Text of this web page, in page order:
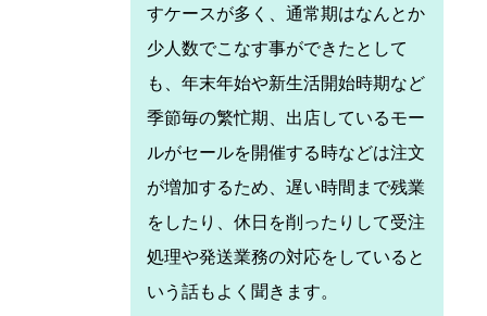
すケースが多く、通常期はなんとか
少人数でこなす事ができたとして
も、年末年始や新生活開始時期など
季節毎の繁忙期、出店しているモー
ルがセールを開催する時などは注文
が増加するため、遅い時間まで残業
をしたり、休日を削ったりして受注
処理や発送業務の対応をしていると
いう話もよく聞きます。